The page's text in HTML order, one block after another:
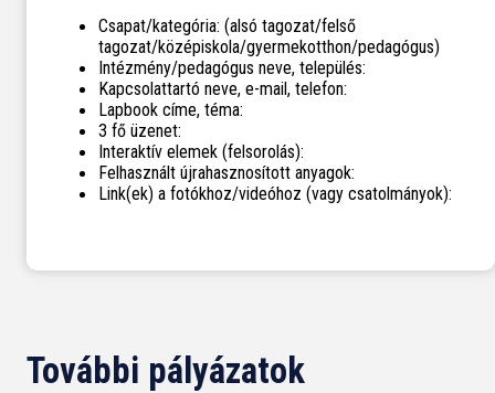
Csapat/kategória: (alsó tagozat/felső
tagozat/középiskola/gyermekotthon/pedagógus)
Intézmény/pedagógus neve, település:
Kapcsolattartó neve, e-mail, telefon:
Lapbook címe, téma:
3 fő üzenet:
Interaktív elemek (felsorolás):
Felhasznált újrahasznosított anyagok:
Link(ek) a fotókhoz/videóhoz (vagy csatolmányok):
További pályázatok